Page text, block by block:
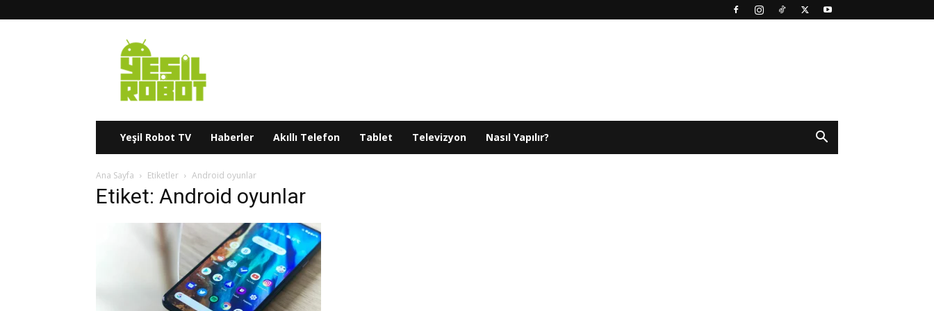
Yeşil
Robot
Yeşil Robot TV Haberler Akıllı Telefon Tablet Televizyon Nasıl Yapılır?
Ana Sayfa Etiketler Android oyunlar
Etiket: Android oyunlar